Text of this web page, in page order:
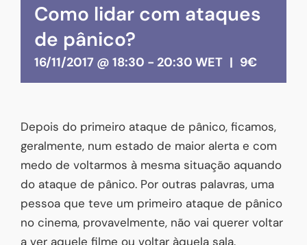
Como lidar com ataques
de pânico?
16/11/2017 @ 18:30 - 20:30 WET | 9€
Depois do primeiro ataque de pânico, ficamos,
geralmente, num estado de maior alerta e com
medo de voltarmos à mesma situação aquando
do ataque de pânico. Por outras palavras, uma
pessoa que teve um primeiro ataque de pânico
no cinema, provavelmente, não vai querer voltar
a ver aquele filme ou voltar àquela sala.